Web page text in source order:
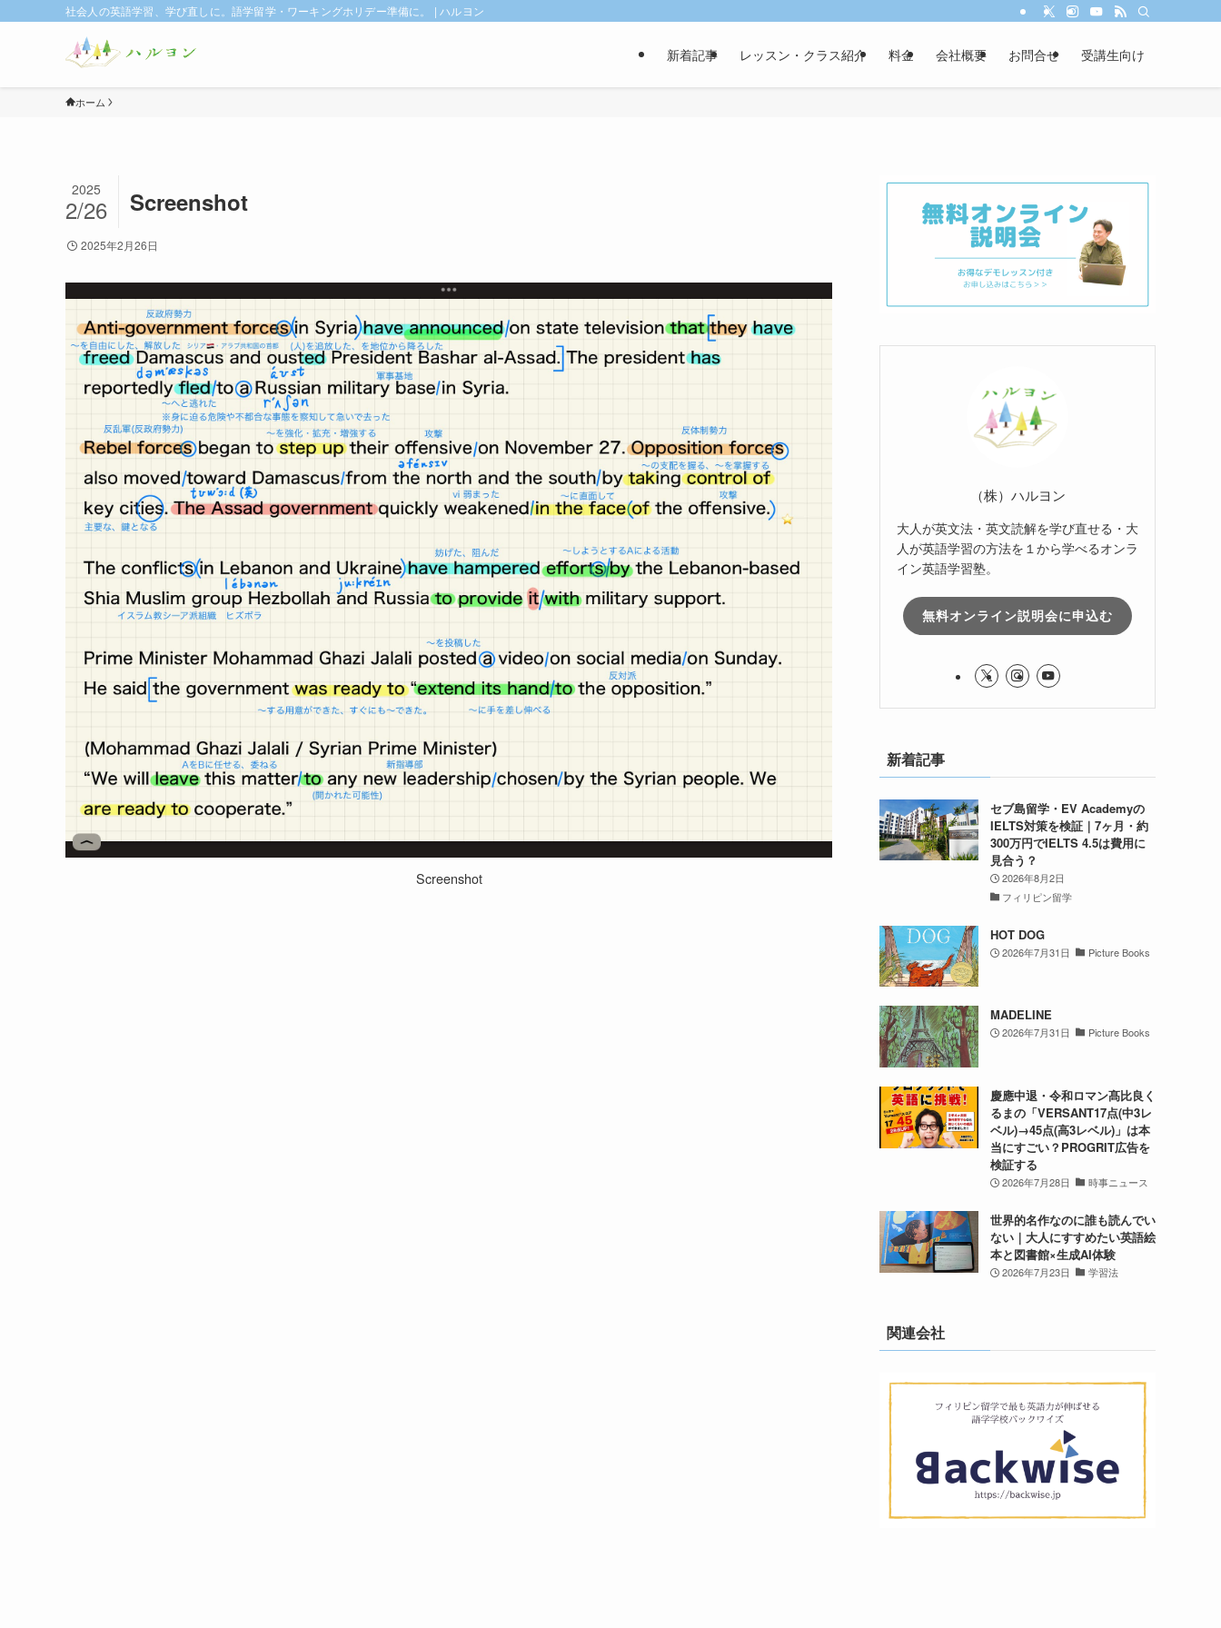
社会人の英語学習、学び直しに。語学留学・ワーキングホリデー準備に。 | ハルヨン
新着記事 レッスン・クラス紹介 料金 会社概要 お問合せ 受講生向け
ホーム
Screenshot
2025
2/26
2025年2月26日
Screenshot
（株）ハルヨン
大人が英文法・英文読解を学び直せる・大
人が英語学習の方法を１から学べるオンラ
イン英語学習塾。
無料オンライン説明会に申込む
新着記事
セブ島留学・EV Academyの
IELTS対策を検証｜7ヶ月・約
300万円でIELTS 4.5は費用に
見合う？
2026年8月2日
フィリピン留学
HOT DOG
2026年7月31日 Picture Books
MADELINE
2026年7月31日 Picture Books
慶應中退・令和ロマン髙比良く
るまの「VERSANT17点(中3レ
ベル)→45点(高3レベル)」は本
当にすごい？PROGRIT広告を
検証する
2026年7月28日 時事ニュース
世界的名作なのに誰も読んでい
ない｜大人にすすめたい英語絵
本と図書館×生成AI体験
2026年7月23日 学習法
関連会社